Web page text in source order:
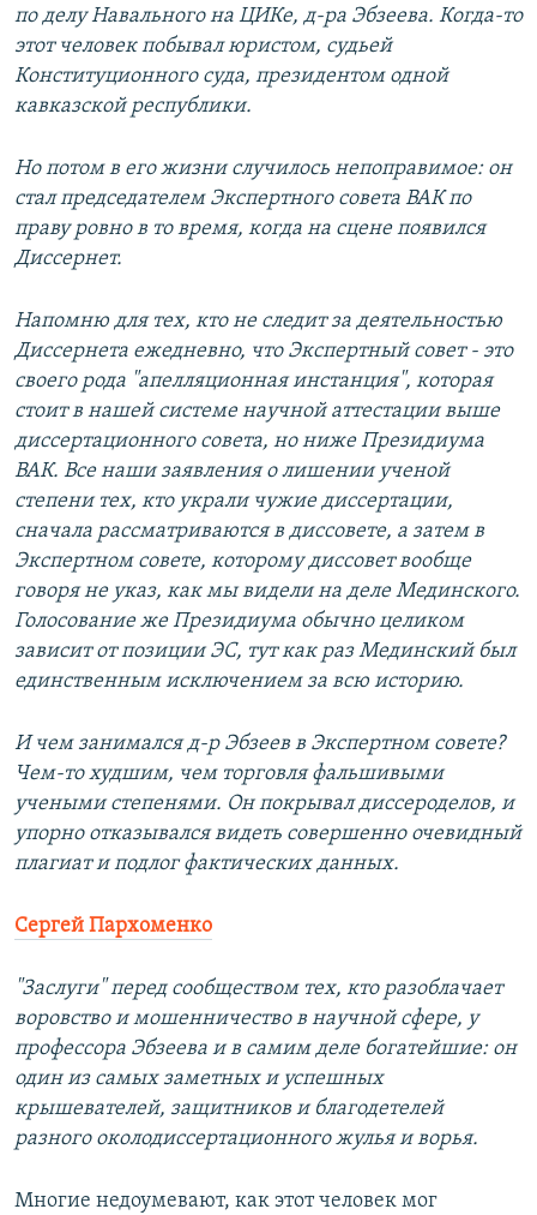
по делу Навального на ЦИКе, д-ра Эбзеева. Когда-то
этот человек побывал юристом, судьей
Конституционного суда, президентом одной
кавказской республики.
Но потом в его жизни случилось непоправимое: он
стал председателем Экспертного совета ВАК по
праву ровно в то время, когда на сцене появился
Диссернет.
Напомню для тех, кто не следит за деятельностью
Диссернета ежедневно, что Экспертный совет - это
своего рода "апелляционная инстанция", которая
стоит в нашей системе научной аттестации выше
диссертационного совета, но ниже Президиума
ВАК. Все наши заявления о лишении ученой
степени тех, кто украли чужие диссертации,
сначала рассматриваются в диссовете, а затем в
Экспертном совете, которому диссовет вообще
говоря не указ, как мы видели на деле Мединского.
Голосование же Президиума обычно целиком
зависит от позиции ЭС, тут как раз Мединский был
единственным исключением за всю историю.
И чем занимался д-р Эбзеев в Экспертном совете?
Чем-то худшим, чем торговля фальшивыми
учеными степенями. Он покрывал диссероделов, и
упорно отказывался видеть совершенно очевидный
плагиат и подлог фактических данных.
Сергей Пархоменко
"Заслуги" перед сообществом тех, кто разоблачает
воровство и мошенничество в научной сфере, у
профессора Эбзеева и в самим деле богатейшие: он
один из самых заметных и успешных
крышевателей, защитников и благодетелей
разного околодиссертационного жулья и ворья.
Многие недоумевают, как этот человек мог